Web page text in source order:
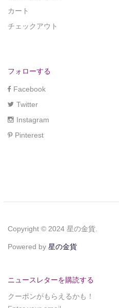
カート
チェックアウト
フォローする
Facebook
Twitter
Instagram
Pinterest
Copyright © 2024 星の金貨.
Powered by 星の金貨
ニュースレターを購読する
クーポンがもらえるかも！